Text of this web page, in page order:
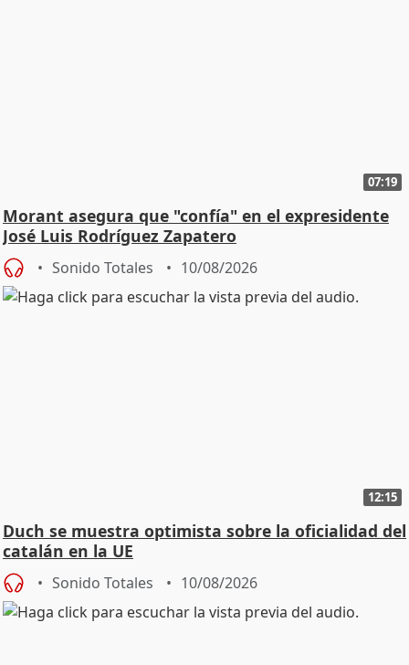
07:19
Morant asegura que "confía" en el expresidente
José Luis Rodríguez Zapatero
Sonido Totales 10/08/2026
12:15
Duch se muestra optimista sobre la oficialidad del
catalán en la UE
Sonido Totales 10/08/2026